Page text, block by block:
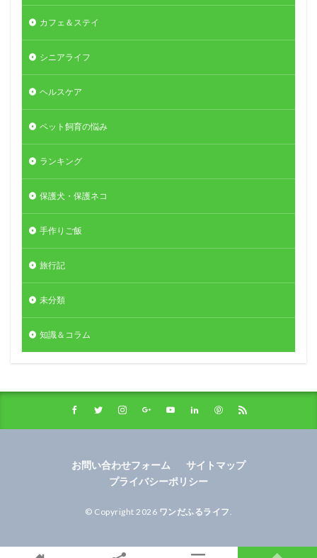
カフェ＆ステイ
シニアライフ
ヘルスケア
ペット飼育の悩み
ランキング
保護犬・保護ネコ
手作りご飯
旅行記
未分類
知識＆コラム
お問い合わせフォーム
サイトマップ
プライバシーポリシー
© Copyright 2026 ワンだふるライフ